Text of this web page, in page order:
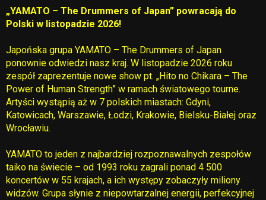
„YAMATO – The Drummers of Japan” powracają do
Polski w listopadzie 2026!
Japońska grupa YAMATO – The Drummers of Japan
ponownie odwiedzi nasz kraj. W listopadzie 2026 roku
zespół zaprezentuje nowe show pt. „Hito no Chikara – The
Power of Human Strength” w ramach światowego tourne.
Artyści wystąpią aż w 7 polskich miastach: Gdyni,
Katowicach, Warszawie, Łodzi, Krakowie, Bielsku-Białej oraz
Wrocławiu.
YAMATO to jeden z najbardziej rozpoznawalnych zespołów
taiko na świecie – od 1993 roku zagrali ponad 4 500
koncertów w 55 krajach, a ich występy zobaczyły miliony
widzów. Grupa słynie z niepowtarzalnej energii, perfekcyjnej